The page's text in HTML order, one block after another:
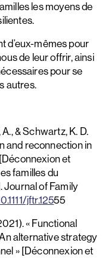
les moyens de
d’eux-mêmes pour
de leur offrir, ainsi
pour se
autres.
& Schwartz, K. D.
and reconnection in
et
familles du
Journal of Family
jftr.12555
« Functional
alternative strategy
» [Déconnexion et